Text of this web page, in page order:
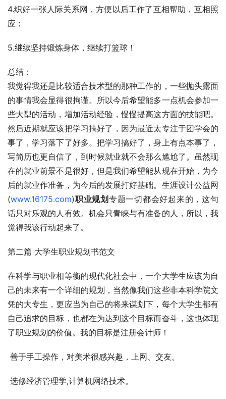
4.织好一张人际关系网，方便以后工作了互相帮助，互相照
应；
5.继续坚持锻炼身体，继续打篮球！
总结：
我觉得我还是比较适合技术型的那种工作的，一些抛头露面
的事情我会显得很拘谨。所以今后希望能多一点机会参加一
些大型的活动，增加活动经验，慢慢提高这方面的技能吧。
然后近期就应该把学习搞好了，因为最近太专注于团学会的
事了，学习落下了好多。把学习搞好了，身上有点本事了，
写简历也更自信了，到时候就业就不会那么尴尬了。虽然现
在的就业前景不是很好，但是我们希望能从现在开始，为今
后的就业作准备，为今后的发展打好基础。生涯设计公益网
(www.16175.com)职业规划专题一切都会好起来的，这句
话只对乐观的人有效。机会只青睐与有准备的人，所以，我
觉得我该行动起来了。
第二篇 大学生职业规划书范文
在科学与职业相等衡的现代化社会中，一个大学生应该为自
己的未来有一个详细的规划，当然像我们这些非本科学院文
凭的大专生，更应当为自己的将来谋划下，每个大学生都有
自己追求的目标，也都在为达到这个目标而奋斗，这也体现
了职业规划的价值。我的目标是注册会计师！
善于手工操作，对美术很感兴趣，上网、交友。
选修经济管理学,计算机网络技术。